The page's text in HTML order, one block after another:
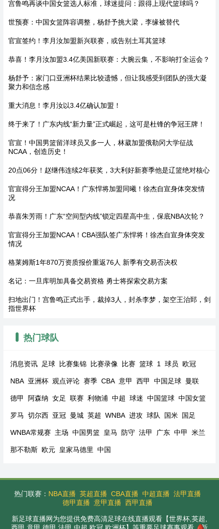
宫鲁鸣再谈中国女篮选人标准，球迷提问：跟得上现代篮球吗？
世预赛：中国女篮阵容调整，杨舒予挑大梁，李缘被替代
官宣签约！李月汝加盟新兴联赛，或告别土耳其篮球
恭喜！李月汝加盟3.4亿美国新联赛：大腕云集，不影响打全运会？
杨舒予：家门口亚洲杯结果比较遗憾，但让我感受到团队的强大凝
聚力和信念感
重大消息！李月汝以3.4亿确认加盟！
终于来了！广东内线“新力量”正式崛起，这可是杜锋的争冠王牌！
官宣！中国男篮留洋球员又多一人，林葳加盟俄勒冈大学征战
NCAA，创造历史！
20点06分！赵继伟连续2年获奖，3大利好新赛季他是辽篮绝对核心
官宣得分王加盟NCAA！广东悍将加盟同曦！徐杰自宣身体突发情
况
恭喜朱芳雨！广东“空间型内线”锁定四星高中生，保底NBA次轮？
官宣得分王加盟NCAA！CBA强队签广东悍将！徐杰自宣身体突发
情况
格莱姆斯1年870万资质报价重返76人 新季有交易否决权
名记：一旦库明加具备交易资格 勇士将探索交易方案
扫地出门！宫鲁鸣正式出手，裁掉3人，封杀李梦，架空王治郅，剑
指世界杯
热门球队
消息资讯 足球 比赛集锦 比赛录像 比赛 篮球 1 球员 欧冠
NBA 亚洲杯 观点评论 赛季 CBA 意甲 西甲 中国足球 曼联
德甲 阿森纳 女足 联赛 利物浦 中超 球迷 中国篮球 中国女篮
罗马 切尔西 亚冠 曼城 英超 WNBA 进攻 球队 国米 国足
WNBA常规赛 主场 中国男篮 皇马 防守 法甲 广东 中甲 米兰
那不勒斯 欧元 皇家马德里 中国
热门联赛： NBA直播 英超直播 CBA直播 中超直播 法甲直播
德甲直播 意甲直播 西甲直播
新足球直播网为您提供免费高清足球在线直播观看【世界杯,英超,
西甲,意甲,德甲,法甲,中超,欧冠,欧洲杯】等重要足球赛事观看。新